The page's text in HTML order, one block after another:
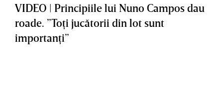
VIDEO | Principiile lui Nuno Campos dau
roade. ”Toţi jucătorii din lot sunt
importanţi”